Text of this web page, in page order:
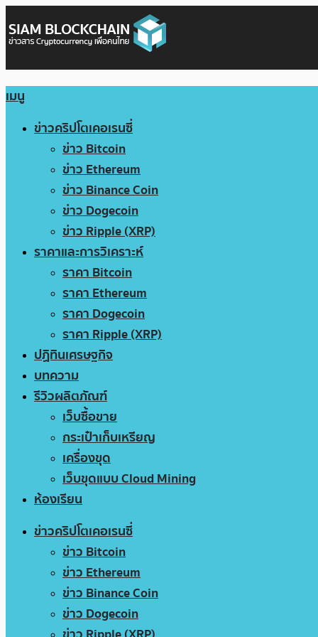
เมนู
ข่าวคริปโตเคอเรนซี่
ข่าว Bitcoin
ข่าว Ethereum
ข่าว Binance Coin
ข่าว Dogecoin
ข่าว Ripple (XRP)
ราคาและการวิเคราะห์
ราคา Bitcoin
ราคา Ethereum
ราคา Dogecoin
ราคา Ripple (XRP)
ปฏิทินเศรษฐกิจ
บทความ
รีวิวผลิตภัณฑ์
เว็บซื้อขาย
กระเป๋าเก็บเหรียญ
เครื่องขุด
เว็บขุดแบบ Cloud Mining
ห้องเรียน
ข่าวคริปโตเคอเรนซี่
ข่าว Bitcoin
ข่าว Ethereum
ข่าว Binance Coin
ข่าว Dogecoin